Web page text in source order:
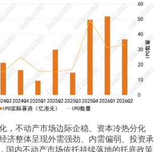
，不动产市场边际企稳、资本冷热分化
济整体呈现外需强劲、内需偏弱、投资承
国内不动产市场依托持续落地的托底政策